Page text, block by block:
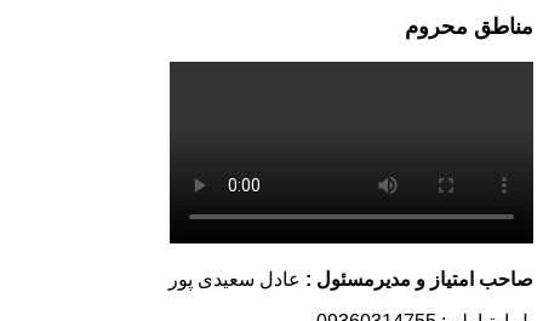
مناطق محروم
صاحب امتیاز و مدیرمسئول : عادل سعیدی پور